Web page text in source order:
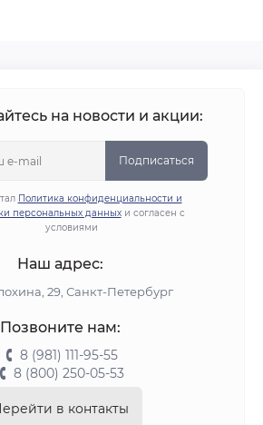
на новости и акции:
Подписаться
Политика конфиденциальности и
персональных данныхи согласен с
условиями
Наш адрес:
29, Санкт-Петербург
Позвоните нам:
8 (981) 111-95-55
8 (800) 250-05-53
в контакты